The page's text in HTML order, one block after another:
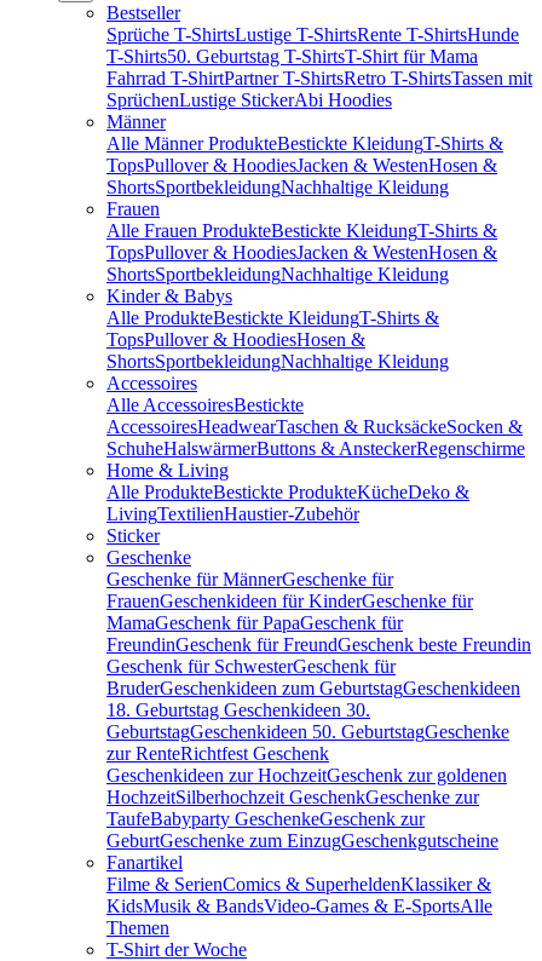
Bestseller
Sprüche T-ShirtsLustige T-ShirtsRente T-ShirtsHunde
T-Shirts50. Geburtstag T-ShirtsT-Shirt für Mama
Fahrrad T-ShirtPartner T-ShirtsRetro T-ShirtsTassen mit
SprüchenLustige StickerAbi Hoodies
Männer
Alle Männer ProdukteBestickte KleidungT-Shirts &
TopsPullover & HoodiesJacken & WestenHosen &
ShortsSportbekleidungNachhaltige Kleidung
Frauen
Alle Frauen ProdukteBestickte KleidungT-Shirts &
TopsPullover & HoodiesJacken & WestenHosen &
ShortsSportbekleidungNachhaltige Kleidung
Kinder & Babys
Alle ProdukteBestickte KleidungT-Shirts &
TopsPullover & HoodiesHosen &
ShortsSportbekleidungNachhaltige Kleidung
Accessoires
Alle AccessoiresBestickte
AccessoiresHeadwearTaschen & RucksäckeSocken &
SchuheHalswärmerButtons & AnsteckerRegenschirme
Home & Living
Alle ProdukteBestickte ProdukteKücheDeko &
LivingTextilienHaustier-Zubehör
Sticker
Geschenke
Geschenke für MännerGeschenke für
FrauenGeschenkideen für KinderGeschenke für
MamaGeschenk für PapaGeschenk für
FreundinGeschenk für FreundGeschenk beste Freundin
Geschenk für SchwesterGeschenk für
BruderGeschenkideen zum GeburtstagGeschenkideen
18. Geburtstag Geschenkideen 30.
GeburtstagGeschenkideen 50. GeburtstagGeschenke
zur RenteRichtfest Geschenk
Geschenkideen zur HochzeitGeschenk zur goldenen
HochzeitSilberhochzeit GeschenkGeschenke zur
TaufeBabyparty GeschenkeGeschenk zur
GeburtGeschenke zum EinzugGeschenkgutscheine
Fanartikel
Filme & SerienComics & SuperheldenKlassiker &
KidsMusik & BandsVideo-Games & E-SportsAlle
Themen
T-Shirt der Woche